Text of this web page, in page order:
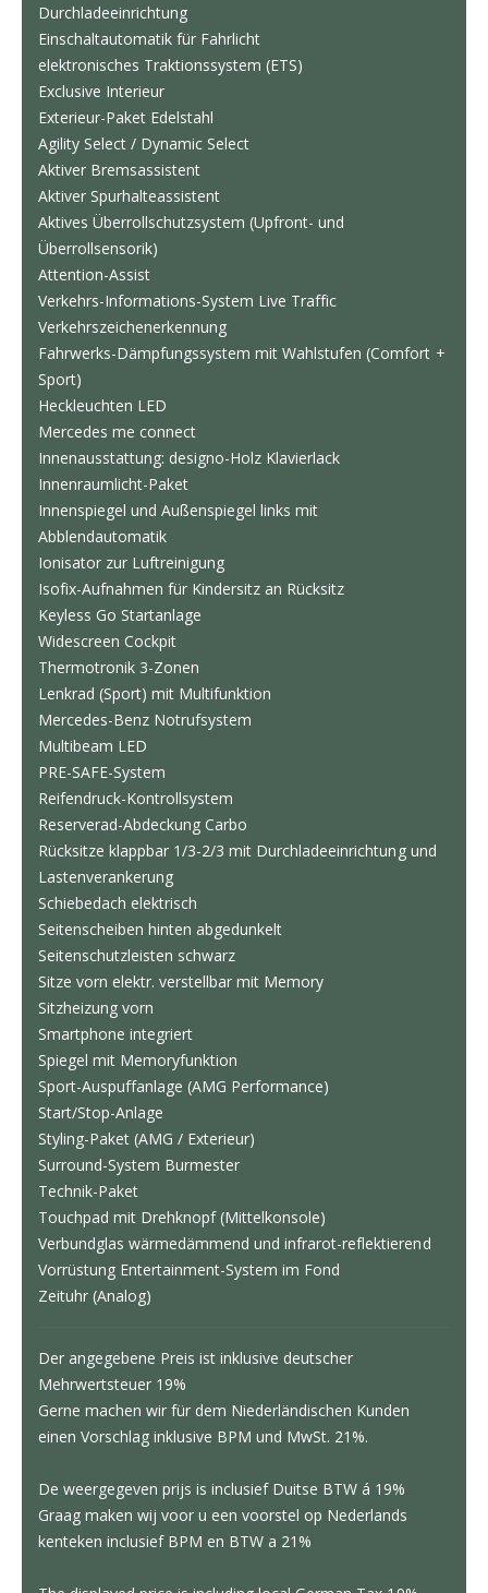
Durchladeeinrichtung
Einschaltautomatik für Fahrlicht
elektronisches Traktionssystem (ETS)
Exclusive Interieur
Exterieur-Paket Edelstahl
Agility Select / Dynamic Select
Aktiver Bremsassistent
Aktiver Spurhalteassistent
Aktives Überrollschutzsystem (Upfront- und
Überrollsensorik)
Attention-Assist
Verkehrs-Informations-System Live Traffic
Verkehrszeichenerkennung
Fahrwerks-Dämpfungssystem mit Wahlstufen (Comfort +
Sport)
Heckleuchten LED
Mercedes me connect
Innenausstattung: designo-Holz Klavierlack
Innenraumlicht-Paket
Innenspiegel und Außenspiegel links mit
Abblendautomatik
Ionisator zur Luftreinigung
Isofix-Aufnahmen für Kindersitz an Rücksitz
Keyless Go Startanlage
Widescreen Cockpit
Thermotronik 3-Zonen
Lenkrad (Sport) mit Multifunktion
Mercedes-Benz Notrufsystem
Multibeam LED
PRE-SAFE-System
Reifendruck-Kontrollsystem
Reserverad-Abdeckung Carbo
Rücksitze klappbar 1/3-2/3 mit Durchladeeinrichtung und
Lastenverankerung
Schiebedach elektrisch
Seitenscheiben hinten abgedunkelt
Seitenschutzleisten schwarz
Sitze vorn elektr. verstellbar mit Memory
Sitzheizung vorn
Smartphone integriert
Spiegel mit Memoryfunktion
Sport-Auspuffanlage (AMG Performance)
Start/Stop-Anlage
Styling-Paket (AMG / Exterieur)
Surround-System Burmester
Technik-Paket
Touchpad mit Drehknopf (Mittelkonsole)
Verbundglas wärmedämmend und infrarot-reflektierend
Vorrüstung Entertainment-System im Fond
Zeituhr (Analog)
Der angegebene Preis ist inklusive deutscher
Mehrwertsteuer 19%
Gerne machen wir für dem Niederländischen Kunden
einen Vorschlag inklusive BPM und MwSt. 21%.
De weergegeven prijs is inclusief Duitse BTW á 19%
Graag maken wij voor u een voorstel op Nederlands
kenteken inclusief BPM en BTW a 21%